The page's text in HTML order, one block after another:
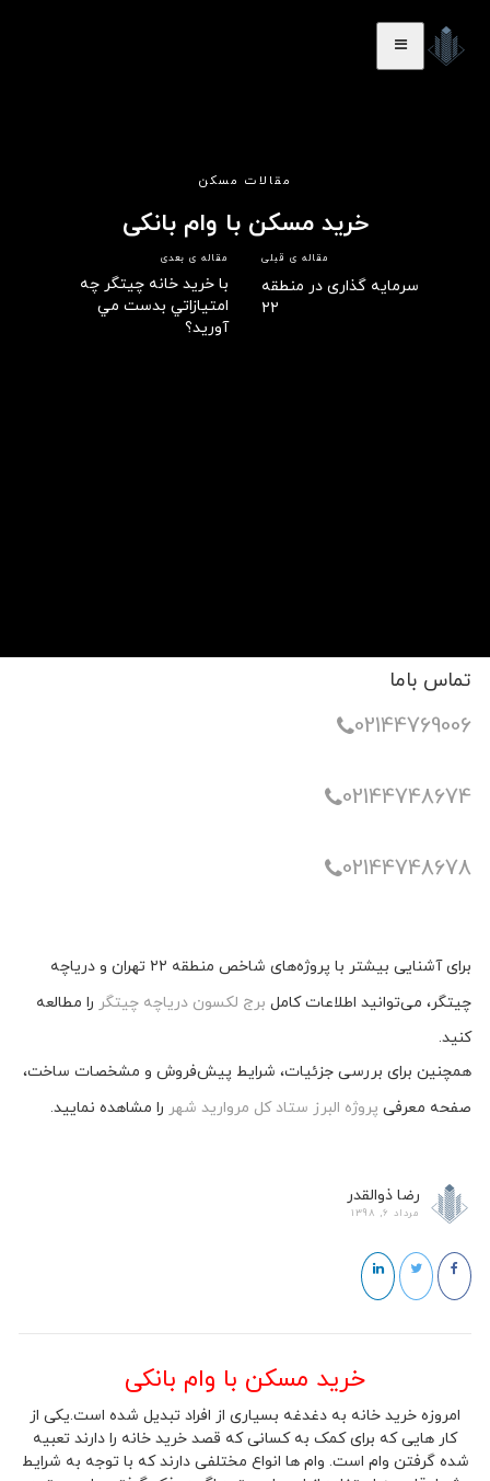
مقالات مسکن
خرید مسکن با وام بانکی
مقاله ی قبلی
سرمایه گذاری در منطقه
۲۲
مقاله ی بعدی
با خرید خانه چیتگر چه
امتيازاتي بدست مي
آوريد؟
تماس باما
02144769006
02144748674
02144748678
برای آشنایی بیشتر با پروژه‌های شاخص منطقه ۲۲ تهران و دریاچه
چیتگر، می‌توانید اطلاعات کاملبرج لکسون دریاچه چیتگررا مطالعه
کنید.
همچنین برای بررسی جزئیات، شرایط پیش‌فروش و مشخصات ساخت،
صفحه معرفیپروژه البرز ستاد کل مروارید شهررا مشاهده نمایید.
رضا ذوالقدر
مرداد 6, 1398
خرید مسکن با وام بانکی
امروزه خرید خانه به دغدغه بسیاری از افراد تبدیل شده است.یکی از
کار هایی که برای کمک به کسانی که قصد خرید خانه را دارند تعبیه
شده گرفتن وام است. وام ها انواع مختلفی دارند که با توجه به شرایط